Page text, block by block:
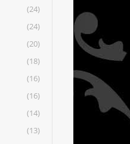
(24)
(24)
(20)
(18)
(16)
(16)
(14)
(13)